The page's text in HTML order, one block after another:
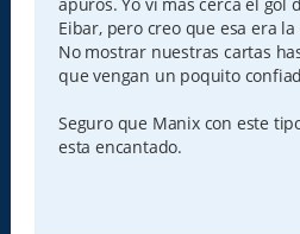
Eibar, pero creo que esa era
No mostrar nuestras cartas
que vengan un poquito
Seguro que Manix con este
esta encantado.